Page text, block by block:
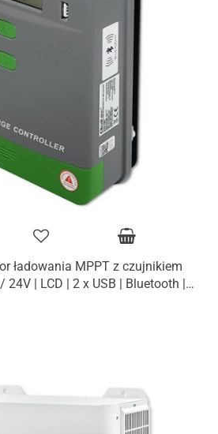
ładowania MPPT z czujnikiem
| LCD | 2 x USB | Bluetooth |